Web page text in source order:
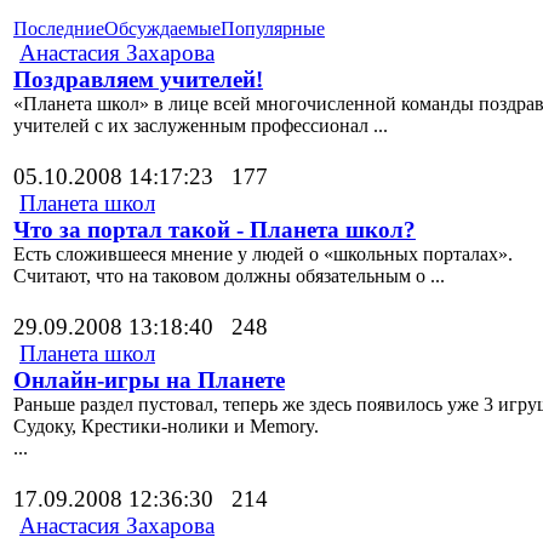
ПоследниеОбсуждаемыеПопулярные
Анастасия Захарова
Поздравляем учителей!
«Планета школ» в лице всей многочисленной команды
учителей с их заслуженным профессионал ...
05.10.2008 14:17:23
177
Планета школ
Что за портал такой - Планета школ?
Есть сложившееся мнение у людей о «школьных порталах».
Считают, что на таковом должны обязательным о ...
29.09.2008 13:18:40
248
Планета школ
Онлайн-игры на Планете
Раньше раздел пустовал, теперь же здесь появилось уже 3
Судоку, Крестики-нолики и Memory.
...
17.09.2008 12:36:30
214
Анастасия Захарова